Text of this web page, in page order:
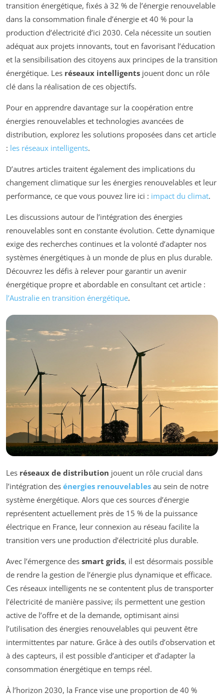
transition énergétique, fixés à 32 % de l’énergie renouvelable
dans la consommation finale d’énergie et 40 % pour la
production d’électricité d’ici 2030. Cela nécessite un soutien
adéquat aux projets innovants, tout en favorisant l’éducation
et la sensibilisation des citoyens aux principes de la transition
énergétique. Les réseaux intelligents jouent donc un rôle
clé dans la réalisation de ces objectifs.
Pour en apprendre davantage sur la coopération entre
énergies renouvelables et technologies avancées de
distribution, explorez les solutions proposées dans cet article
: les réseaux intelligents.
D’autres articles traitent également des implications du
changement climatique sur les énergies renouvelables et leur
performance, ce que vous pouvez lire ici : impact du climat.
Les discussions autour de l’intégration des énergies
renouvelables sont en constante évolution. Cette dynamique
exige des recherches continues et la volonté d’adapter nos
systèmes énergétiques à un monde de plus en plus durable.
Découvrez les défis à relever pour garantir un avenir
énergétique propre et abordable en consultant cet article :
l’Australie en transition énergétique.
Les réseaux de distribution jouent un rôle crucial dans
l’intégration des énergies renouvelables au sein de notre
système énergétique. Alors que ces sources d’énergie
représentent actuellement près de 15 % de la puissance
électrique en France, leur connexion au réseau facilite la
transition vers une production d’électricité plus durable.
Avec l’émergence des smart grids, il est désormais possible
de rendre la gestion de l’énergie plus dynamique et efficace.
Ces réseaux intelligents ne se contentent plus de transporter
l’électricité de manière passive; ils permettent une gestion
active de l’offre et de la demande, optimisant ainsi
l’utilisation des énergies renouvelables qui peuvent être
intermittentes par nature. Grâce à des outils d’observation et
à des capteurs, il est possible d’anticiper et d’adapter la
consommation énergétique en temps réel.
À l’horizon 2030, la France vise une proportion de 40 %